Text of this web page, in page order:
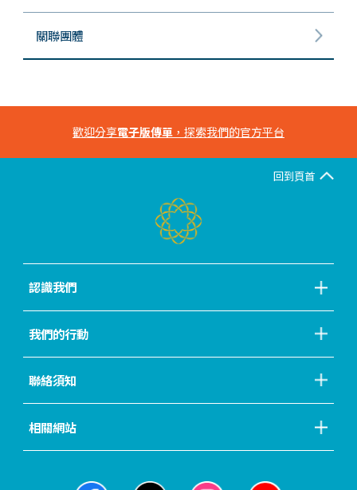
關聯團體
歡迎分享電子版傳單 ，探索我們的官方平台
回到頁首
認識我們
我們的行動
聯絡須知
相關網站